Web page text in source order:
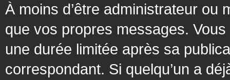
À moins d’être administrateur ou
que vos propres messages.
une durée limitée après sa
correspondant. Si quelqu’un a